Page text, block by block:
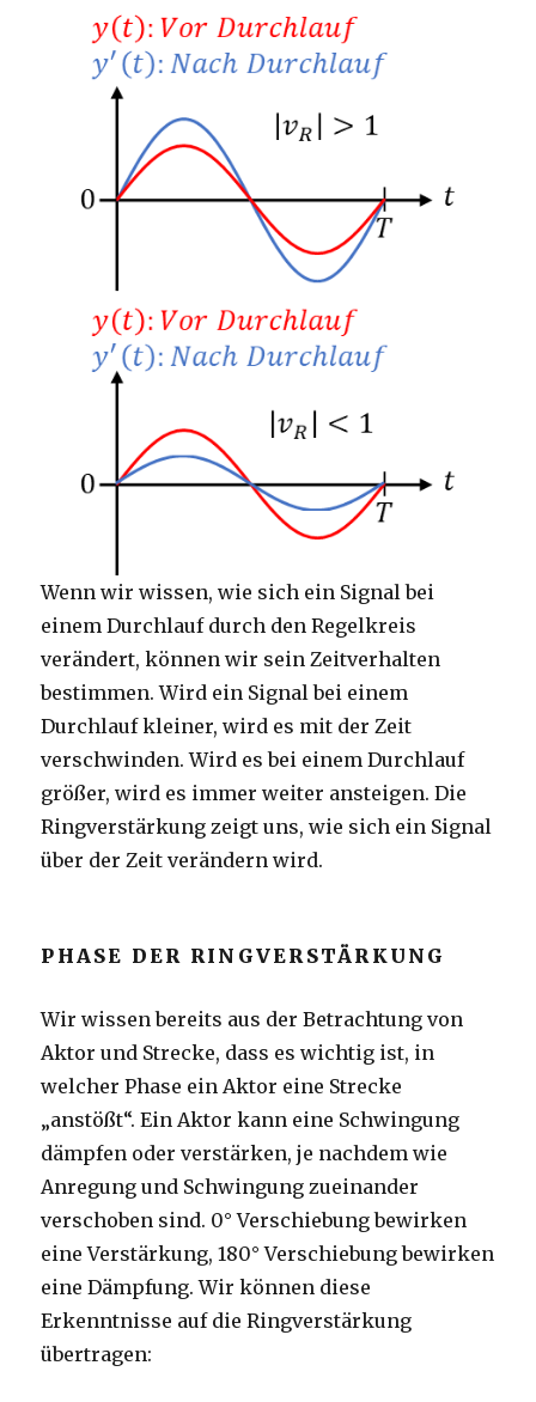
Wenn wir wissen, wie sich ein Signal bei
einem Durchlauf durch den Regelkreis
verändert, können wir sein Zeitverhalten
bestimmen. Wird ein Signal bei einem
Durchlauf kleiner, wird es mit der Zeit
verschwinden. Wird es bei einem Durchlauf
größer, wird es immer weiter ansteigen. Die
Ringverstärkung zeigt uns, wie sich ein Signal
über der Zeit verändern wird.
PHASE DER RINGVERSTÄRKUNG
Wir wissen bereits aus der Betrachtung von
Aktor und Strecke, dass es wichtig ist, in
welcher Phase ein Aktor eine Strecke
„anstößt“. Ein Aktor kann eine Schwingung
dämpfen oder verstärken, je nachdem wie
Anregung und Schwingung zueinander
verschoben sind. 0° Verschiebung bewirken
eine Verstärkung, 180° Verschiebung bewirken
eine Dämpfung. Wir können diese
Erkenntnisse auf die Ringverstärkung
übertragen: